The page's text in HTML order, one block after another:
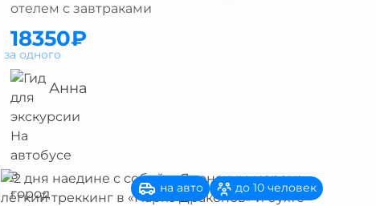
отелем с завтраками
18350₽
за одного
Анна
на авто до 10 человек